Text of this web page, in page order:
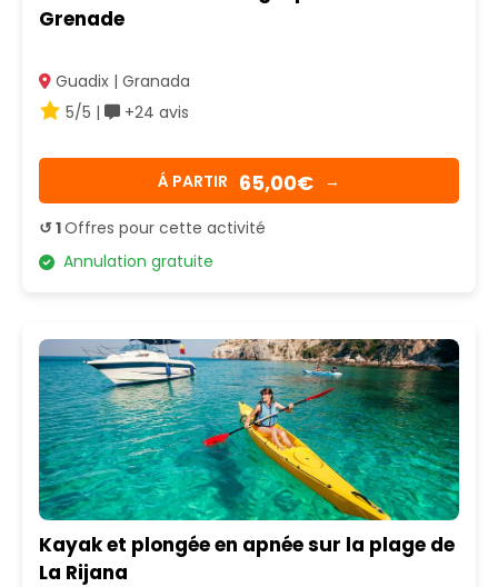
Grenade
Guadix | Granada
5/5 |
+24 avis
Á PARTIR 65,00€ →
↺ 1Offres pour cette activité
Annulation gratuite
Kayak et plongée en apnée sur la plage de
La Rijana